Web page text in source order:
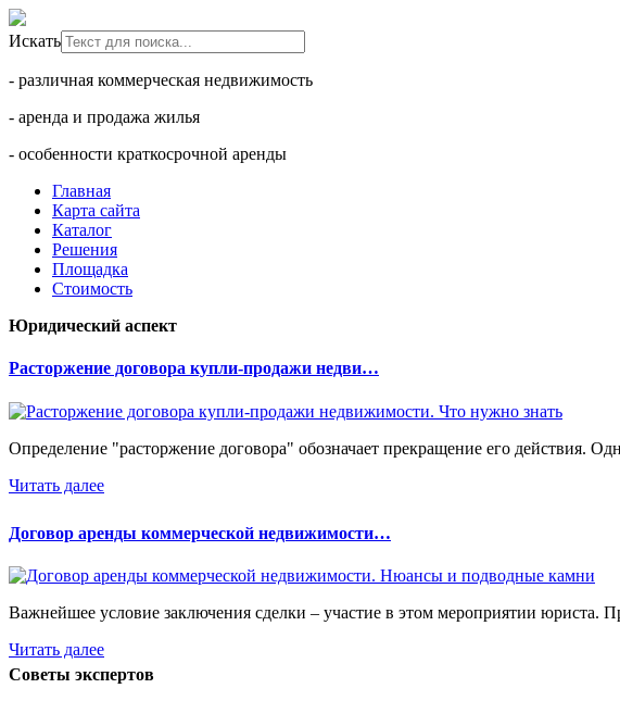
Искать
- различная коммерческая недвижимость
- аренда и продажа жилья
- особенности краткосрочной аренды
Главная
Карта сайта
Каталог
Решения
Площадка
Стоимость
Юридический аспект
Расторжение договора купли-продажи недви…
Определение "расторжение договора" обозначает прекращение его действия.
Читать далее
Договор аренды коммерческой недвижимости…
Важнейшее условие заключения сделки – участие в этом мероприятии юриста.
Читать далее
Советы экспертов